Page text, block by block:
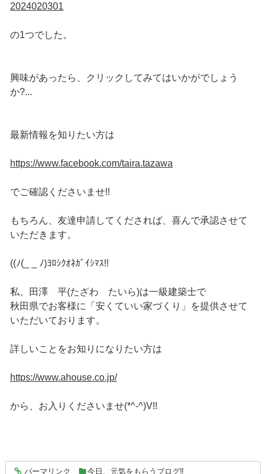
2024020301
の1つでした。
興味があったら、クリックしてみてはいかがでしょう
か?...
最新情報を知りたい方は
https://www.facebook.com/taira.tazawa
でご確認くださいませ!!
もちろん、友達申請してくだされば、喜んで承認させて
いただきます。
((ﾉ(_ _ ﾉ)ﾖﾛｼｸｵﾈｶﾞｲｼﾏｽ!!
私、田澤 平(たざわ たいら)は一級建築士で
秋田県でお客様に「安くていい家づくり」を提供させて
いただいております。
詳しいことをお知りになりたい方は
https://www.ahouse.co.jp/
から、お入りくださいませ(*^-^)V!!
entry9400
パーマリンク 今日、元気をもらうブログ‼